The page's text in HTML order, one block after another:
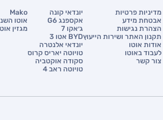
מדיניות פרטיות
אבטחת מידע
הצהרת נגישות
תקנון האתר ושירות הייעוץ
אודות אוטו
לעבוד באוטו
צור קשר
יונדאי קונה
אקספנג G6
ג׳אקו 7
BYD אטו 3
יונדאי אלנטרה
טויוטה יאריס קרוס
סקודה אוקטביה
טויוטה ראב 4
Mako
אוטו השנה
מגזין